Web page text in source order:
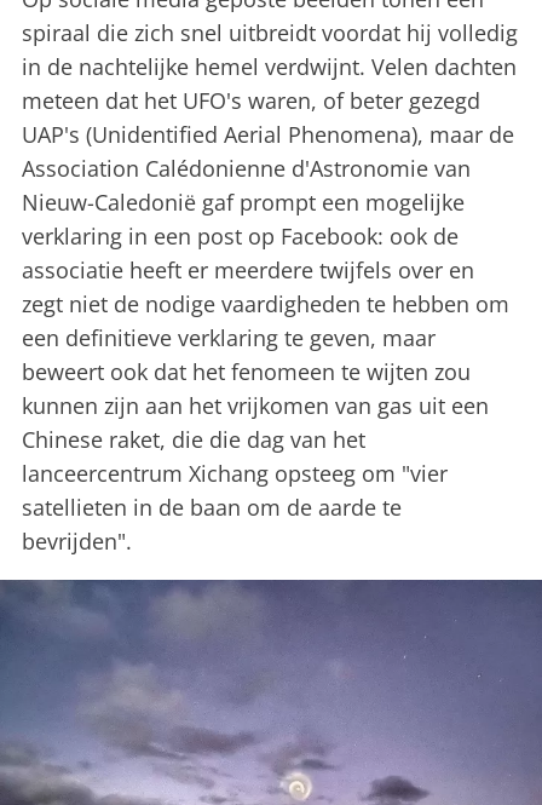
spiraal die zich snel uitbreidt voordat hij volledig
in de nachtelijke hemel verdwijnt. Velen dachten
meteen dat het UFO's waren, of beter gezegd
UAP's (Unidentified Aerial Phenomena), maar de
Association Calédonienne d'Astronomie van
Nieuw-Caledonië gaf prompt een mogelijke
verklaring in een post op Facebook: ook de
associatie heeft er meerdere twijfels over en
zegt niet de nodige vaardigheden te hebben om
een ​​definitieve verklaring te geven, maar
beweert ook dat het fenomeen te wijten zou
kunnen zijn aan het vrijkomen van gas uit een
Chinese raket, die die dag van het
lanceercentrum Xichang opsteeg om "vier
satellieten in de baan om de aarde te
bevrijden".